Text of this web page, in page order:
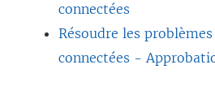
connectées
Résoudre les
connectées -